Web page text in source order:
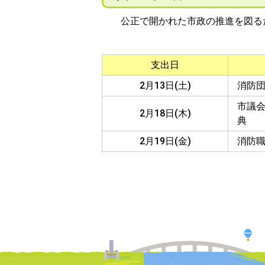
公正で開かれた市政の推進を図る
支出日
2月13日(土)
消防
2月18日(木)
市議
典
2月19日(金)
消防